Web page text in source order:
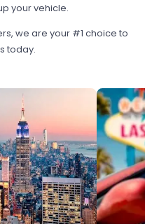
your vehicle.
we are your #1 choice to
today.